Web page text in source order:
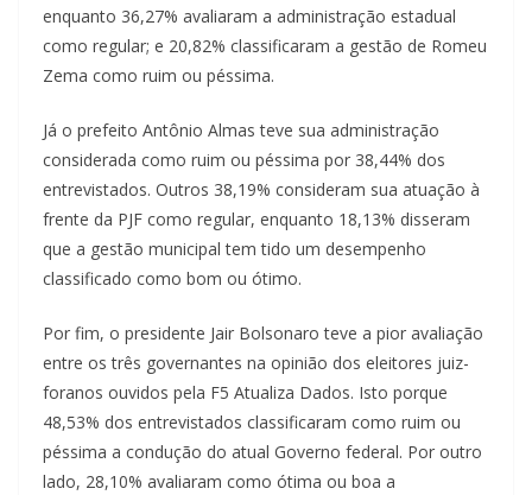
enquanto 36,27% avaliaram a administração estadual
como regular; e 20,82% classificaram a gestão de Romeu
Zema como ruim ou péssima.
Já o prefeito Antônio Almas teve sua administração
considerada como ruim ou péssima por 38,44% dos
entrevistados. Outros 38,19% consideram sua atuação à
frente da PJF como regular, enquanto 18,13% disseram
que a gestão municipal tem tido um desempenho
classificado como bom ou ótimo.
Por fim, o presidente Jair Bolsonaro teve a pior avaliação
entre os três governantes na opinião dos eleitores juiz-
foranos ouvidos pela F5 Atualiza Dados. Isto porque
48,53% dos entrevistados classificaram como ruim ou
péssima a condução do atual Governo federal. Por outro
lado, 28,10% avaliaram como ótima ou boa a